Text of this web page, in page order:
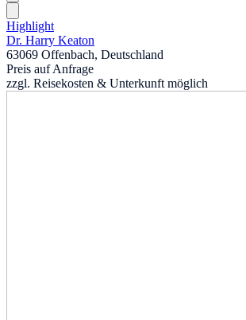
Highlight
Dr. Harry Keaton
63069 Offenbach, Deutschland
Preis auf Anfrage
zzgl. Reisekosten & Unterkunft möglich